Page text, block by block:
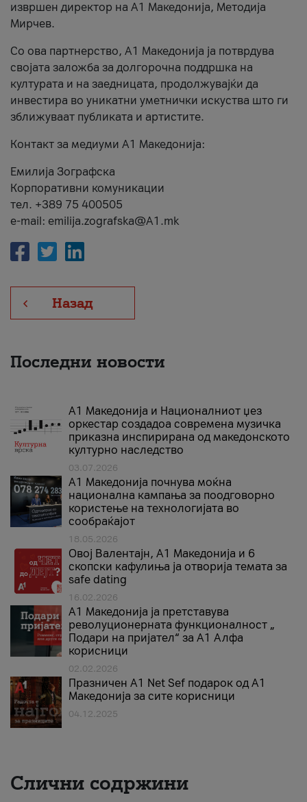
извршен директор на A1 Македонија, Методија
Мирчев.
Со ова партнерство, A1 Македонија ја потврдува
својата заложба за долгорочна поддршка на
културата и на заедницата, продолжувајќи да
инвестира во уникатни уметнички искуства што ги
зближуваат публиката и артистите.
Контакт за медиуми А1 Македонија:
Емилија Зографска
Корпоративни комуникации
тел. +389 75 400505
e-mail: emilija.zografska@A1.mk
Назад
Последни новости
А1 Македонија и Националниот џез
оркестар создадоа современа музичка
приказна инспирирана од македонското
културно наследство
03.07.2026
A1 Македонија почнува моќна
национална кампања за поодговорно
користење на технологијата во
сообраќајот
18.05.2026
Овој Валентајн, A1 Македонија и 6
скопски кафулиња ја отворија темата за
safe dating
16.02.2026
А1 Македонија ја претставува
револуционерната функционалност „
Подари на пријател“ за А1 Алфа
корисници
02.02.2026
Празничен A1 Net Sеf подарок од А1
Македонија за сите корисници
04.12.2025
Слични содржини